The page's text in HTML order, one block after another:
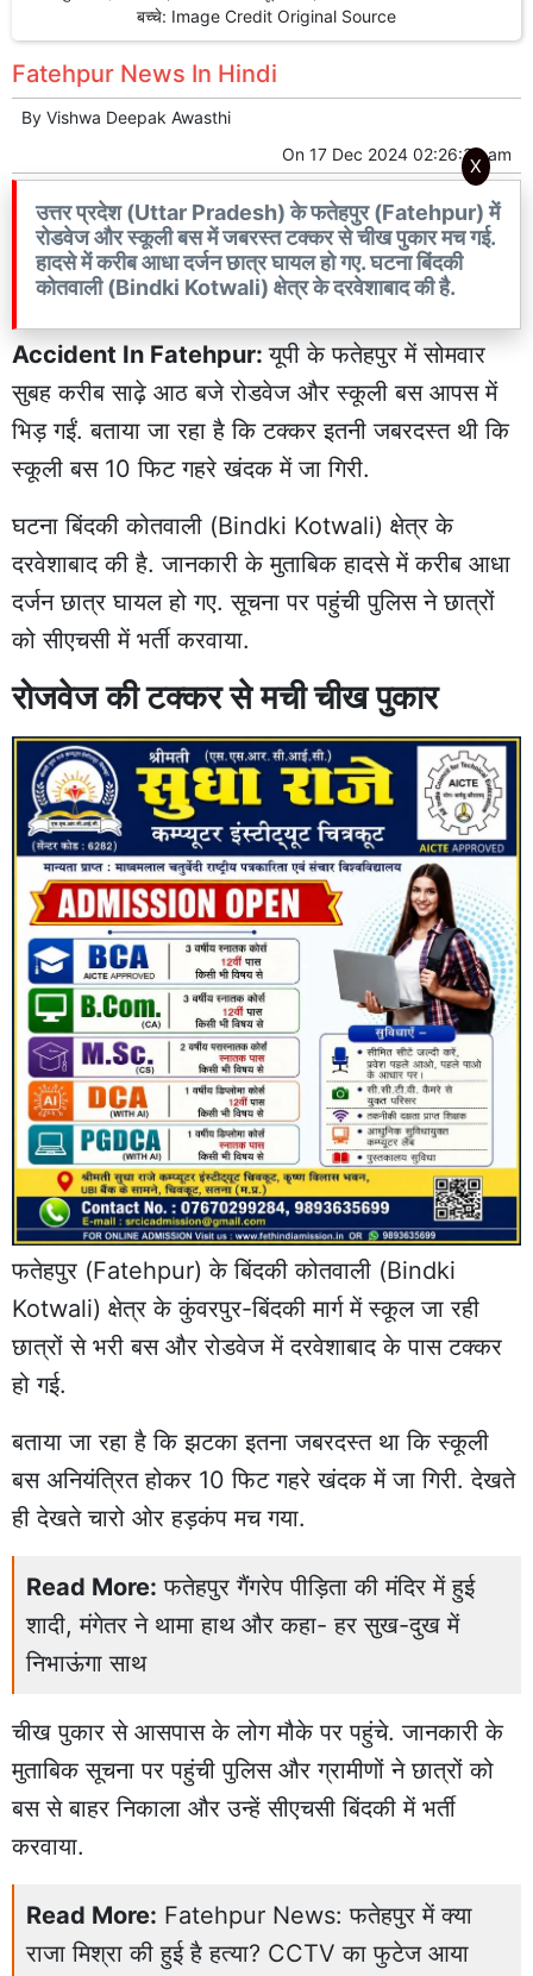
बच्चे: Image Credit Original Source
Fatehpur News In Hindi
By Vishwa Deepak Awasthi
On 17 Dec 2024 02:26:32 am
उत्तर प्रदेश (Uttar Pradesh) के फतेहपुर (Fatehpur) में
रोडवेज और स्कूली बस में जबरस्त टक्कर से चीख पुकार मच गई.
हादसे में करीब आधा दर्जन छात्र घायल हो गए. घटना बिंदकी
कोतवाली (Bindki Kotwali) क्षेत्र के दरवेशाबाद की है.
Accident In Fatehpur:यूपी केफतेहपुर में सोमवार
सुबह करीब साढ़े आठ बजे रोडवेज और स्कूली बस आपस में
भिड़ गईं. बताया जा रहा है कि टक्कर इतनी जबरदस्त थी कि
स्कूली बस 10 फिट गहरे खंदक में जा गिरी.
घटना बिंदकी कोतवाली (Bindki Kotwali) क्षेत्र के
दरवेशाबाद की है. जानकारी के मुताबिक हादसे में करीब आधा
दर्जन छात्र घायल हो गए. सूचना पर पहुंचीपुलिसने छात्रों
को सीएचसी में भर्ती करवाया.
रोजवेज की टक्कर से मची चीख पुकार
फतेहपुर (Fatehpur) के बिंदकी कोतवाली (Bindki
Kotwali) क्षेत्र के कुंवरपुर-बिंदकी मार्ग में स्कूल जा रही
छात्रों से भरी बस और रोडवेज में दरवेशाबाद के पास टक्कर
हो गई.
X
बताया जा रहा है कि झटका इतना जबरदस्त था कि स्कूली
बस अनियंत्रित होकर 10 फिट गहरे खंदक में जा गिरी. देखते
ही देखते चारो ओर हड़कंप मच गया.
Read More: फतेहपुर गैंगरेप पीड़िता की मंदिर में हुई
शादी, मंगेतर ने थामा हाथ और कहा- हर सुख-दुख में
निभाऊंगा साथ
चीख पुकार से आसपास के लोग मौके पर पहुंचे. जानकारी के
मुताबिक सूचना पर पहुंची पुलिस और ग्रामीणों ने छात्रों को
बस से बाहर निकाला और उन्हें सीएचसी बिंदकी में भर्ती
करवाया.
Read More: Fatehpur News: फतेहपुर में क्या
राजा मिश्रा की हुई है हत्या? CCTV का फुटेज आया